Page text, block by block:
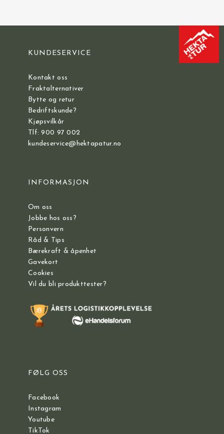
KUNDESERVICE
Kontakt oss
Fraktalternativer
Bytte og retur
Bedriftskunde?
Kjøpsvilkår
Tlf: 900 97 002
kundeservice@hektapatur.no
INFORMASJON
Om oss
Jobbe hos oss?
Personvern
Råd & Tips
Bærekraft & åpenhet
Gavekort
Cookies
Vil du bli produkttester?
FØLG OSS
Facebook
Instagram
Youtube
TikTok